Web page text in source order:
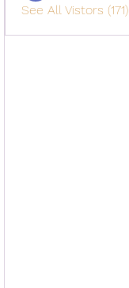
See All Vistors (171)